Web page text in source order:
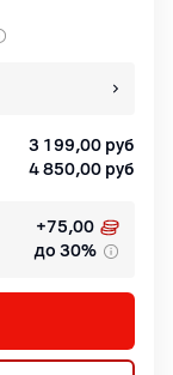
3 199,00 руб
4 850,00 руб
+75,00
до 30%